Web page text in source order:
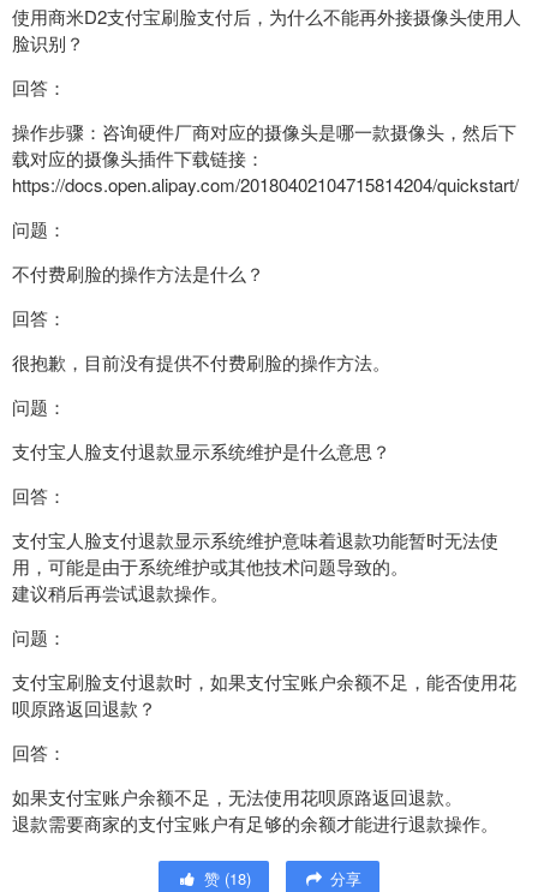
使用商米D2支付宝刷脸支付后，为什么不能再外接摄像头使用人
脸识别？
回答：
操作步骤：咨询硬件厂商对应的摄像头是哪一款摄像头，然后下
载对应的摄像头插件下载链接：
https://docs.open.alipay.com/20180402104715814204/quickstart/
问题：
不付费刷脸的操作方法是什么？
回答：
很抱歉，目前没有提供不付费刷脸的操作方法。
问题：
支付宝人脸支付退款显示系统维护是什么意思？
回答：
支付宝人脸支付退款显示系统维护意味着退款功能暂时无法使
用，可能是由于系统维护或其他技术问题导致的。
建议稍后再尝试退款操作。
问题：
支付宝刷脸支付退款时，如果支付宝账户余额不足，能否使用花
呗原路返回退款？
回答：
如果支付宝账户余额不足，无法使用花呗原路返回退款。
退款需要商家的支付宝账户有足够的余额才能进行退款操作。
赞 (18) 分享